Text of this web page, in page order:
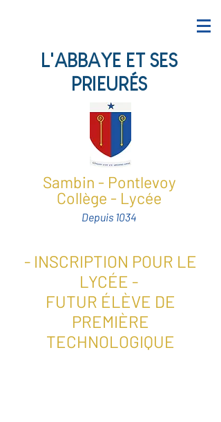
L'ABBAYE ET SES
PRIEURÉS
Sambin - Pontlevoy
Collège - Lycée
Depuis 1034
- INSCRIPTION POUR LE
LYCÉE -
FUTUR ÉLÈVE DE
PREMIÈRE
TECHNOLOGIQUE